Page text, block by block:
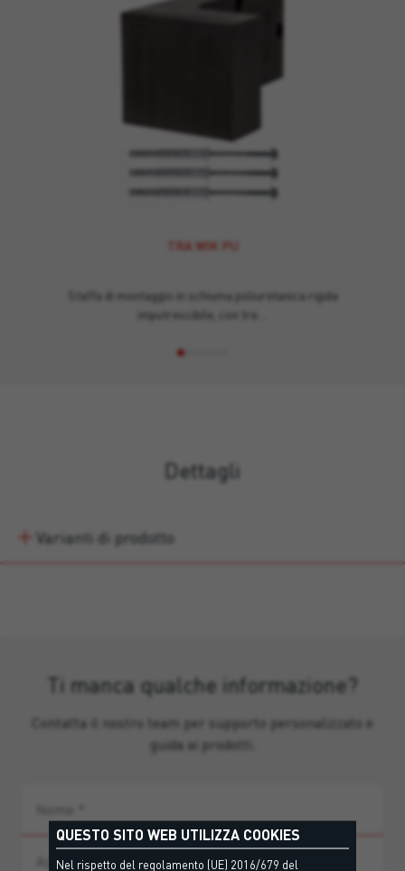
TRA WIK PU
Staffa di montaggio in schiuma poliuretanica rigida
imputrescibile, con tre…
Dettagli
Varianti di prodotto
Ti manca qualche informazione?
Contatta il nostro team per supporto personalizzato e
guida ai prodotti.
QUESTO SITO WEB UTILIZZA COOKIES
Nel rispetto del regolamento (UE) 2016/679 del